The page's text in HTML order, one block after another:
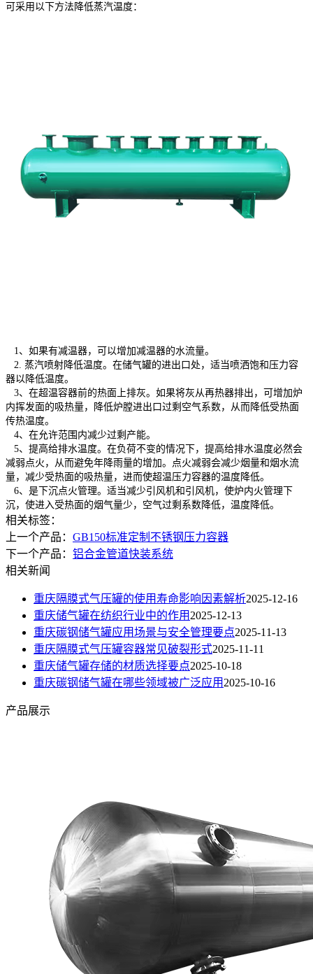
可采用以下方法降低蒸汽温度：
1、如果有减温器，可以增加减温器的水流量。
2. 蒸汽喷射降低温度。在储气罐的进出口处，适当喷洒饱和压力容
器以降低温度。
3、在超温容器前的热面上排灰。如果将灰从再热器排出，可增加炉
内挥发面的吸热量，降低炉膛进出口过剩空气系数，从而降低受热面
传热温度。
4、在允许范围内减少过剩产能。
5、提高给排水温度。在负荷不变的情况下，提高给排水温度必然会
减弱点火，从而避免年降雨量的增加。点火减弱会减少烟量和烟水流
量，减少受热面的吸热量，进而使超温压力容器的温度降低。
6、是下沉点火管理。适当减少引风机和引风机，使炉内火管理下
沉，使进入受热面的烟气量少，空气过剩系数降低，温度降低。
相关标签：
上一个产品： GB150标准定制不锈钢压力容器
下一个产品： 铝合金管道快装系统
相关新闻
重庆隔膜式气压罐的使用寿命影响因素解析2025-12-16
重庆储气罐在纺织行业中的作用 2025-12-13
重庆碳钢储气罐应用场景与安全管理要点2025-11-13
重庆隔膜式气压罐容器常见破裂形式​2025-11-11
重庆储气罐存储的材质选择要点2025-10-18
重庆碳钢储气罐在哪些领域被广泛应用 2025-10-16
产品展示